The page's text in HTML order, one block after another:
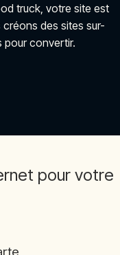
truck, votre site est
des sites sur-
pour convertir.
pour votre